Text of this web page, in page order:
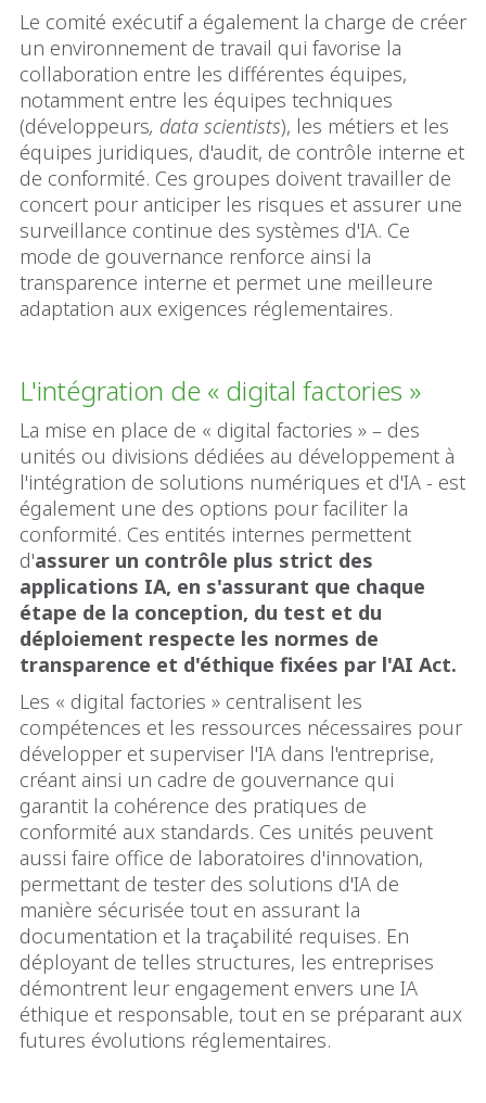
Le comité exécutif a également la charge de créer
un environnement de travail qui favorise la
collaboration entre les différentes équipes,
notamment entre les équipes techniques
(développeurs, data scientists), les métiers et les
équipes juridiques, d'audit, de contrôle interne et
de conformité. Ces groupes doivent travailler de
concert pour anticiper les risques et assurer une
surveillance continue des systèmes d'IA. Ce
mode de gouvernance renforce ainsi la
transparence interne et permet une meilleure
adaptation aux exigences réglementaires.
L'intégration de « digital factories »
La mise en place de « digital factories » – des
unités ou divisions dédiées au développement à
l'intégration de solutions numériques et d'IA - est
également une des options pour faciliter la
conformité. Ces entités internes permettent
d'assurer un contrôle plus strict des
applications IA, en s'assurant que chaque
étape de la conception, du test et du
déploiement respecte les normes de
transparence et d'éthique fixées par l'AI Act.
Les « digital factories » centralisent les
compétences et les ressources nécessaires pour
développer et superviser l'IA dans l'entreprise,
créant ainsi un cadre de gouvernance qui
garantit la cohérence des pratiques de
conformité aux standards. Ces unités peuvent
aussi faire office de laboratoires d'innovation,
permettant de tester des solutions d'IA de
manière sécurisée tout en assurant la
documentation et la traçabilité requises. En
déployant de telles structures, les entreprises
démontrent leur engagement envers une IA
éthique et responsable, tout en se préparant aux
futures évolutions réglementaires.